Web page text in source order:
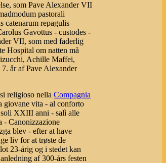
som Pave Alexander VII
pastorali
catenarum repagulis
Gavottus - custodes -
VII, som med faderlig
Hospital om natten må
Achille Maffei,
7. år af Pave Alexander
religioso nella Compagnia
giovane vita - al conforto
soli XXIII anni - salì alle
- Canonizzazione
blev - efter at have
liv for at trøste de
23-årig og i stedet kan
af 300-års festen